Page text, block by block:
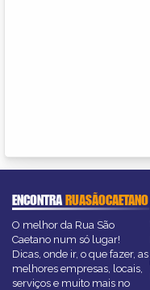
ENCONTRARUASÃOCAETANO
O melhor da Rua São
Caetano num só lugar!
Dicas, onde ir, o que fazer, as
melhores empresas, locais,
serviços e muito mais no